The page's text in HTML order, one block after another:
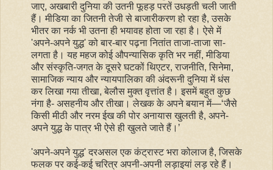
जाए, अखबारी दुनिया की उतनी फूहड़ परतें उधड़ती चली जाती
हैं। मीडिया का जितनी तेजी से बाजारीकरण हो रहा है, उसके
भीतर का नर्क भी उतना ही भयावह होता जा रहा है। ऐसे में
'अपने-अपने युद्ध' को बार-बार पढ़ना नितांत ताजा-ताजा सा-
लगता है। यह महज कोई औपन्यासिक कृति भर नहीं, मीडिया
और संस्कृति-जगत के दूसरे घटकों थिएटर, राजनीति, सिनेमा,
सामाजिक न्याय और न्यायपालिका की अंदरूनी दुनिया में धंस
कर लिखा गया तीखा, बेलौस मुक्त वृत्तांत है। इसमें बहुत कुछ
नंगा है- असहनीय और तीखा। लेखक के अपने बयान में—‘जैसे
किसी मीठी और नरम ईख की पोर अनायास खुलती है, अपने-
अपने युद्ध के पात्र भी ऐसे ही खुलते जाते हैं।’
'अपने-अपने युद्ध' दरअसल एक कंट्रास्ट भरा कोलाज है, जिसके
फलक पर कई-कई चरित्र अपनी-अपनी लड़ाइयां लड़ रहे हैं।